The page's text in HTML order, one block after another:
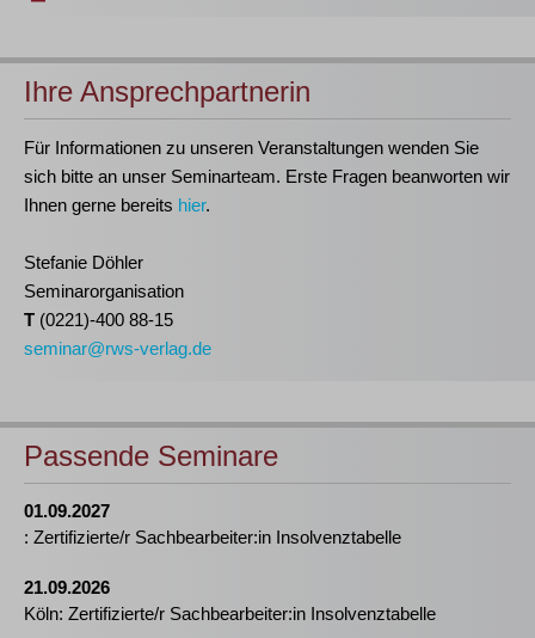
Ihre Ansprechpartnerin
Für Informationen zu unseren Veranstaltungen wenden Sie
sich bitte an unser Seminarteam. Erste Fragen beanworten wir
Ihnen gerne bereits hier.
Stefanie Döhler
Seminarorganisation
T (0221)-400 88-15
seminar@rws-verlag.de
Passende Seminare
01.09.2027
: Zertifizierte/r Sachbearbeiter:in Insolvenztabelle
21.09.2026
Köln: Zertifizierte/r Sachbearbeiter:in Insolvenztabelle